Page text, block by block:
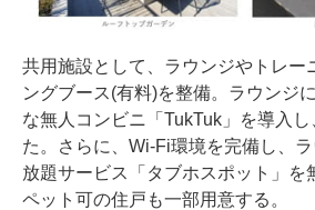
共用施設として、ラウンジやトレー
ングブース(有料)を整備。ラウンジ
な無人コンビニ「TukTuk」を導入
た。さらに、Wi-Fi環境を完備し、
放題サービス「タブホスポット」を
ペット可の住戸も一部用意する。